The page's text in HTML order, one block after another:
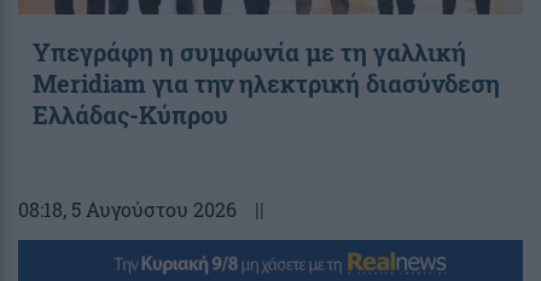
Υπεγράφη η συμφωνία με τη γαλλική
Meridiam για την ηλεκτρική διασύνδεση
Ελλάδας-Κύπρου
08:18, 5 Αυγούστου 2026 ||